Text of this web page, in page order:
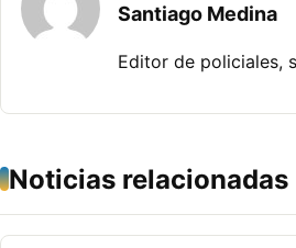
Santiago Medina
Editor de policiales,
Noticias relacionadas